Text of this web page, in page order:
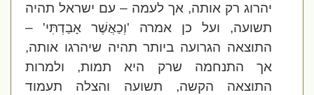
יהרוג רק אותה, אך לעמה – עם ישראל תהיה
תשועה, ועל כן אמרה 'וְכַאֲשֶׁר אָבַדְתִּי' –
התוצאה הגרועה ביותר תהיה שיהרגו אותה,
אך התנחמה שרק היא תמות, ולמרות
התוצאה הקשה, תשועה והצלה תעמוד